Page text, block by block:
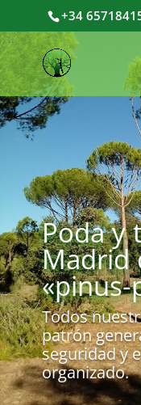
+34
Poda y
Madrid
«pinus-
Todos
patrón
seguridad y
organizado.